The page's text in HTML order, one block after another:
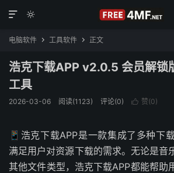


电脑软件  工具软件  正文
浩克下载APP v2.0.5 会员解锁
工具
2026-03-06 阅读(1123) 评论(0)  赞(0)
📱浩克下载APP是一款集成了多种下
满足用户对资源下载的需求。无论是音
其他文件类型，浩克下载APP都能帮助